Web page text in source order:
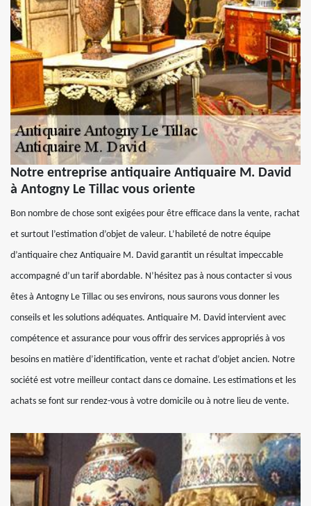
Notre entreprise antiquaire Antiquaire M. David
à Antogny Le Tillac vous oriente
Bon nombre de chose sont exigées pour être efficace dans la vente, rachat
et surtout l’estimation d’objet de valeur. L’habileté de notre équipe
d’antiquaire chez Antiquaire M. David garantit un résultat impeccable
accompagné d’un tarif abordable. N’hésitez pas à nous contacter si vous
êtes à Antogny Le Tillac ou ses environs, nous saurons vous donner les
conseils et les solutions adéquates. Antiquaire M. David intervient avec
compétence et assurance pour vous offrir des services appropriés à vos
besoins en matière d’identification, vente et rachat d’objet ancien. Notre
société est votre meilleur contact dans ce domaine. Les estimations et les
achats se font sur rendez-vous à votre domicile ou à notre lieu de vente.